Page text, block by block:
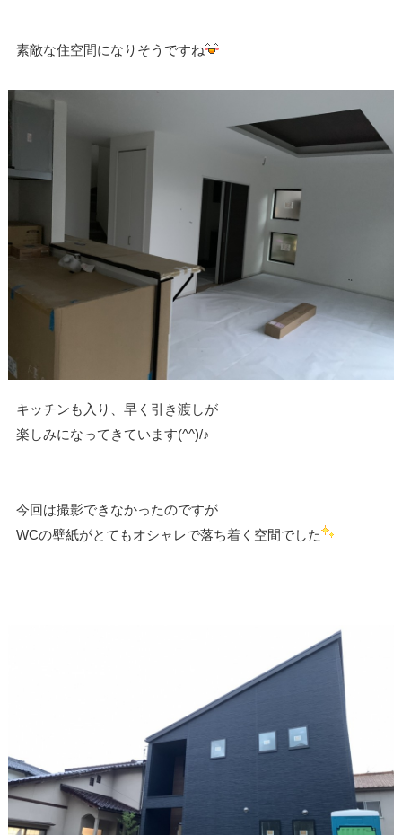
素敵な住空間になりそうですね
キッチンも入り、早く引き渡しが
楽しみになってきています(^^)/♪
今回は撮影できなかったのですが
WCの壁紙がとてもオシャレで落ち着く空間でした